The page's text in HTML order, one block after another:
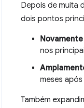
Depois de muita
dois pontos
nos
meses
Também